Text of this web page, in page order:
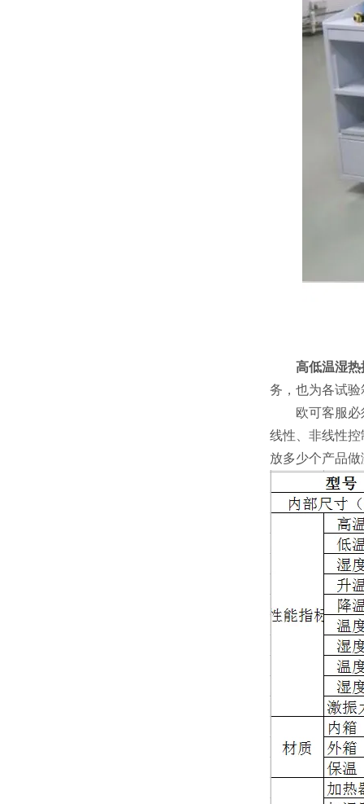
高低温湿
务，也为各试
欧可客服必须
线性、非线性
放多少个产品